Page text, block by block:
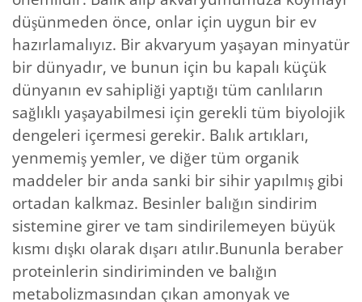
düşünmeden önce, onlar için uygun bir ev
hazırlamalıyız. Bir akvaryum yaşayan minyatür
bir dünyadır, ve bunun için bu kapalı küçük
dünyanın ev sahipliği yaptığı tüm canlıların
sağlıklı yaşayabilmesi için gerekli tüm biyolojik
dengeleri içermesi gerekir. Balık artıkları,
yenmemiş yemler, ve diğer tüm organik
maddeler bir anda sanki bir sihir yapılmış gibi
ortadan kalkmaz. Besinler balığın sindirim
sistemine girer ve tam sindirilemeyen büyük
kısmı dışkı olarak dışarı atılır.Bununla beraber
proteinlerin sindiriminden ve balığın
metabolizmasından çıkan amonyak ve